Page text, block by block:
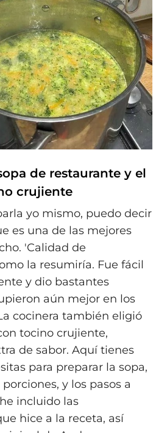
de restaurante y el
crujiente
yo mismo, puedo decir
es una de las mejores
'Calidad de
la resumiría. Fue fácil
y dio bastantes
aún mejor en los
cocinera también eligió
tocino crujiente,
de sabor. Aquí tienes
para preparar la sopa,
y los pasos a
incluido las
hice a la receta, así